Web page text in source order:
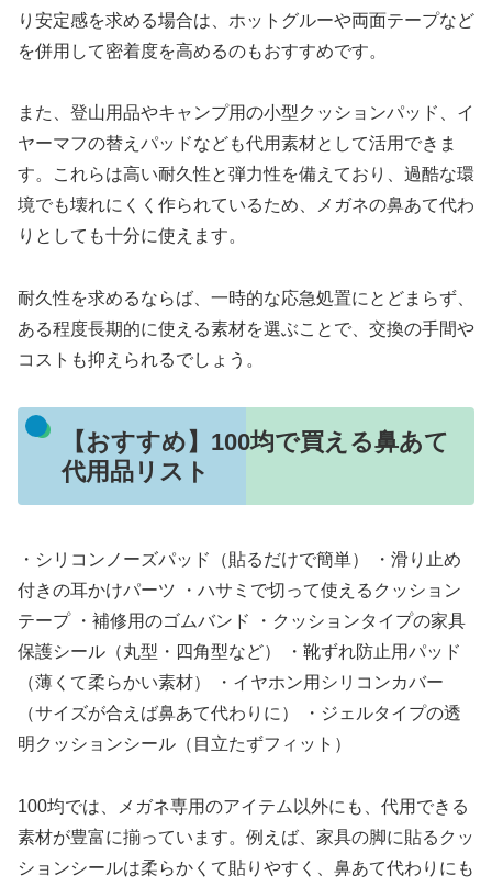
り安定感を求める場合は、ホットグルーや両面テープなど
を併用して密着度を高めるのもおすすめです。
また、登山用品やキャンプ用の小型クッションパッド、イ
ヤーマフの替えパッドなども代用素材として活用できま
す。これらは高い耐久性と弾力性を備えており、過酷な環
境でも壊れにくく作られているため、メガネの鼻あて代わ
りとしても十分に使えます。
耐久性を求めるならば、一時的な応急処置にとどまらず、
ある程度長期的に使える素材を選ぶことで、交換の手間や
コストも抑えられるでしょう。
【おすすめ】100均で買える鼻あて
代用品リスト
・シリコンノーズパッド（貼るだけで簡単） ・滑り止め
付きの耳かけパーツ ・ハサミで切って使えるクッション
テープ ・補修用のゴムバンド ・クッションタイプの家具
保護シール（丸型・四角型など） ・靴ずれ防止用パッド
（薄くて柔らかい素材） ・イヤホン用シリコンカバー
（サイズが合えば鼻あて代わりに） ・ジェルタイプの透
明クッションシール（目立たずフィット）
100均では、メガネ専用のアイテム以外にも、代用できる
素材が豊富に揃っています。例えば、家具の脚に貼るクッ
ションシールは柔らかくて貼りやすく、鼻あて代わりにも